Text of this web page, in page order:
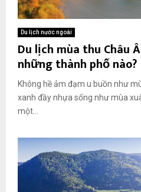
Du lịch nước ngoài
Du lịch mùa thu Châu
những thành phố nào?
Không hề ảm đạm u buồn như
xanh đầy nhựa sống như mùa
một...